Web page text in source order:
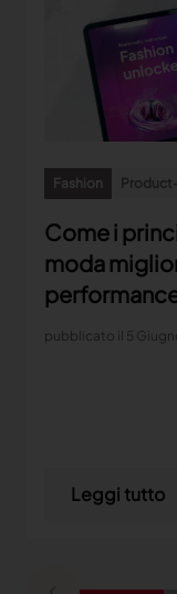
Fashion
Come i
moda
pubblicato il 5
Leggi tutto